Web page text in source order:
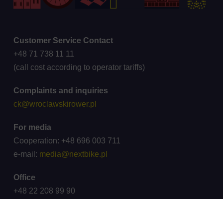
Customer Service Contact
+48 71 738 11 11
(call cost according to operator tariffs)
Complaints and inquiries
ck@wroclawskirower.pl
For media
Cooperation: +48 696 003 711
e-mail: media@nextbike.pl
Office
+48 22 208 99 90